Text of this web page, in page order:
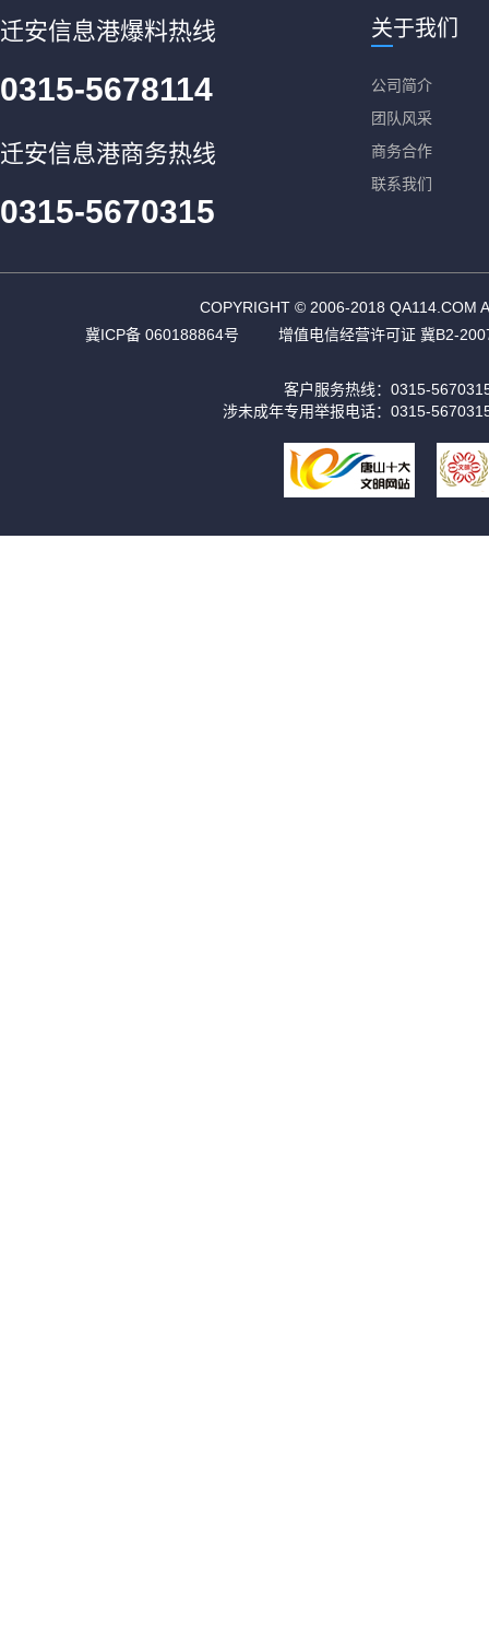
迁安信息港爆料热线
0315-5678114
迁安信息港商务热线
0315-5670315
关于我们
公司简介
团队风采
商务合作
联系我们
COPYRIGHT © 2006-2018 QA114.COM
冀ICP备 060188864号
增值电信经营许可证 冀B2-
客户服务热线：0315-
涉未成年专用举报电话：0315-